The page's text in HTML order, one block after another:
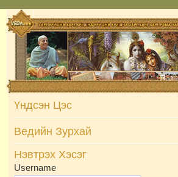
Skip
to
content
Үндсэн Цэс
Ведийн Зурхай
Нэвтрэх Хэсэг
Username